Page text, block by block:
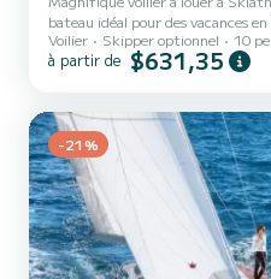
bateau idéal pour des vacances en
dispose de 4 cabines
personnes. D'une longueur hors
avec douche. Ce bateau est équipé d'une Grand-voile sur enrouleur
et d'un Génois sur enro...
Voilier Skipper optionnel 10
à partir de $631,35
-21%